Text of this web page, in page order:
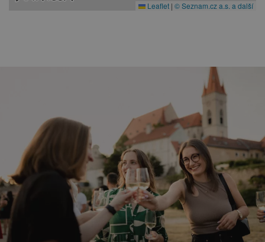
Leaflet | © Seznam.cz a.s. a další